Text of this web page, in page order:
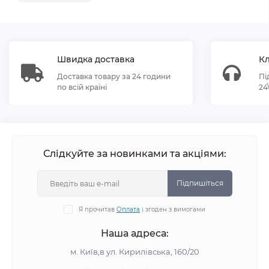
Швидка доставка
Доставка товару за 24 години
по всій країні
Слідкуйте за новинками та акціями:
Підпишіться
Я прочитав Оплата і згоден з вимогами
Наша адреса:
м. Київ,в ул. Кирилівська, 160/20